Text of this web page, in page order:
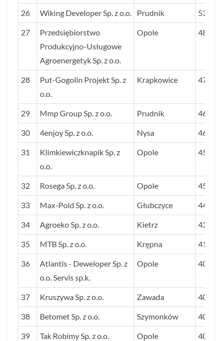
26 Wiking Developer Sp. z o.o. Prudnik 536
27
Przedsiębiorstwo
Produkcyjno-Usługowe
Agroenergetyk Sp. z o.o.
Opole 488
28
Put-Gogolin Projekt Sp. z
o.o.
Krapkowice 479
29 Mmp Group Sp. z o.o. Prudnik 464
30 4enjoy Sp. z o.o. Nysa 460
31
Klimkiewiczknapik Sp. z
o.o.
Opole 456
32 Rosega Sp. z o.o. Opole 455
33 Max-Pold Sp. z o.o. Głubczyce 449
34 Agroeko Sp. z o.o. Kietrz 433
35 MTB Sp. z o.o. Krępna 412
36
Atlantis - Deweloper Sp. z
o.o. Servis sp.k.
Opole 406
37 Kruszywa Sp. z o.o. Zawada 406
38 Betomet Sp. z o.o. Szymonków 401
39 Tak Robimy Sp. z o.o. Opole 400